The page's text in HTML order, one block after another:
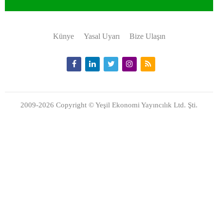
Künye Yasal Uyarı Bize Ulaşın
2009-2026 Copyright © Yeşil Ekonomi Yayıncılık Ltd. Şti.